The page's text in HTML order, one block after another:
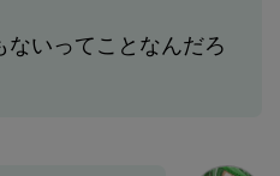
ないってことなんだろ